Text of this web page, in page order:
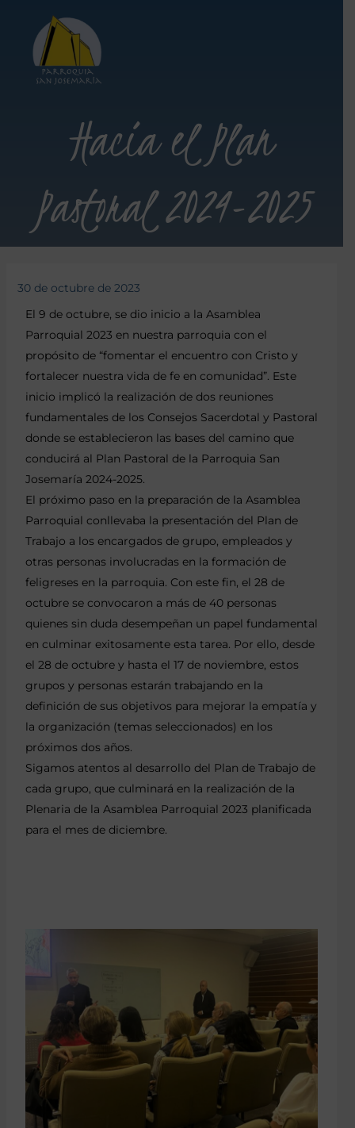
Hacia el Plan
Pastoral 2024-2025
30 de octubre de 2023
El 9 de octubre, se dio inicio a la Asamblea
Parroquial 2023 en nuestra parroquia con el
propósito de “fomentar el encuentro con Cristo y
fortalecer nuestra vida de fe en comunidad”. Este
inicio implicó la realización de dos reuniones
fundamentales de los Consejos Sacerdotal y Pastoral
donde se establecieron las bases del camino que
conducirá al Plan Pastoral de la Parroquia San
Josemaría 2024-2025.
El próximo paso en la preparación de la Asamblea
Parroquial conllevaba la presentación del Plan de
Trabajo a los encargados de grupo, empleados y
otras personas involucradas en la formación de
feligreses en la parroquia. Con este fin, el 28 de
octubre se convocaron a más de 40 personas
quienes sin duda desempeñan un papel fundamental
en culminar exitosamente esta tarea. Por ello, desde
el 28 de octubre y hasta el 17 de noviembre, estos
grupos y personas estarán trabajando en la
definición de sus objetivos para mejorar la empatía y
la organización (temas seleccionados) en los
próximos dos años.
Sigamos atentos al desarrollo del Plan de Trabajo de
cada grupo, que culminará en la realización de la
Plenaria de la Asamblea Parroquial 2023 planificada
para el mes de diciembre.